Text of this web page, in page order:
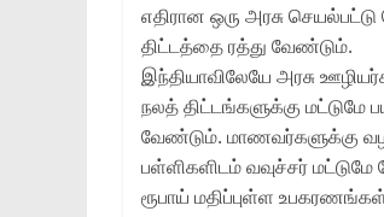
எதிரான ஒரு அரசு
திட்டத்தை ரத்து வேண்டும்.
இந்தியாவிலேயே அரசு
நலத் திட்டங்களுக்கு
வேண்டும். மாணவர்களுக்கு
பள்ளிகளிடம் வவுச்சர் மட்டுமே
ரூபாய் மதிப்புள்ள